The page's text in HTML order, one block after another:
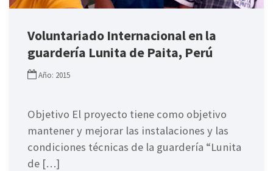
Voluntariado Internacional en la
guardería Lunita de Paita, Perú
Año: 2015
Objetivo El proyecto tiene como objetivo
mantener y mejorar las instalaciones y las
condiciones técnicas de la guardería “Lunita
de […]